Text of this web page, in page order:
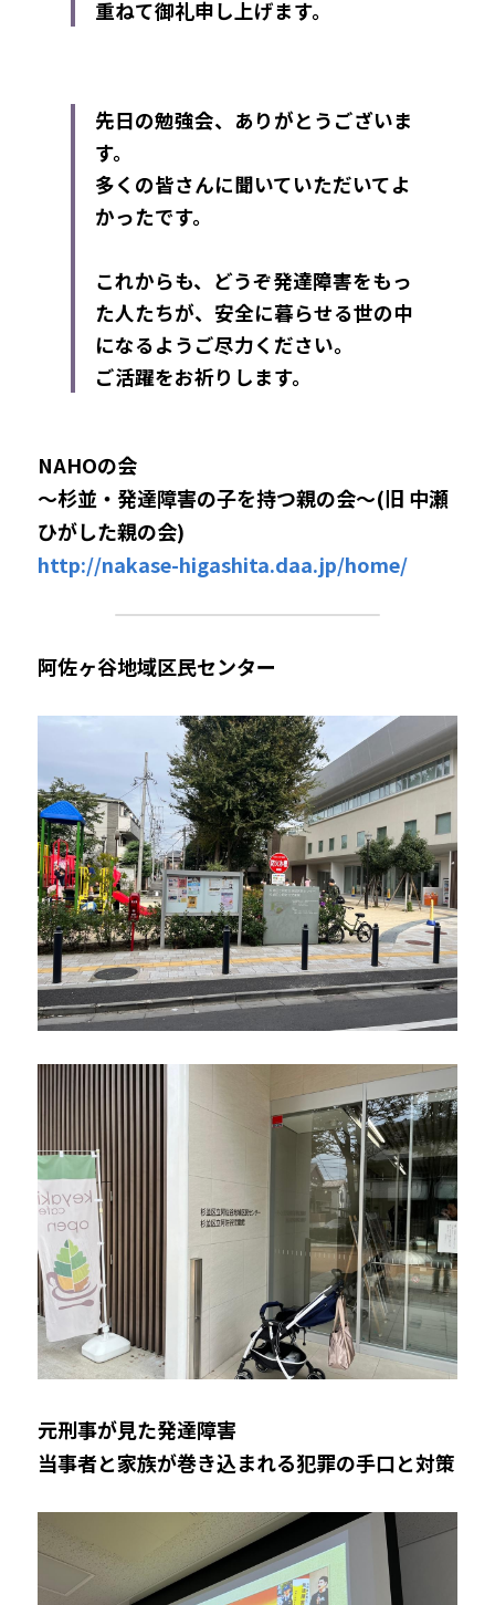
重ねて御礼申し上げます。
先日の勉強会、ありがとうございま
す。
多くの皆さんに聞いていただいてよ
かったです。
これからも、どうぞ発達障害をもっ
た人たちが、安全に暮らせる世の中
になるようご尽力ください。
ご活躍をお祈りします。
NAHOの会
～杉並・発達障害の子を持つ親の会～(旧 中瀬
ひがした親の会)
http://nakase-higashita.daa.jp/home/
阿佐ヶ谷地域区民センター
元刑事が見た発達障害
当事者と家族が巻き込まれる犯罪の手口と対策